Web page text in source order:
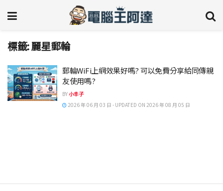
標籤:麗星郵輪
郵輪WiFi上網效果好嗎? 可以免費分享給同傳親
友使用嗎?
BY小丰子
2026 年 06 月 03 日 - UPDATED ON 2026 年 08 月 05 日